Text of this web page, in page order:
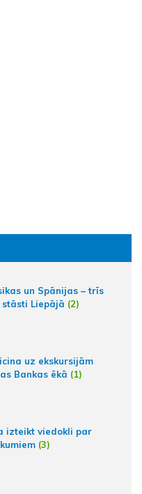
un Spānijas – trīs
Liepājā (2)
uz ekskursijām
Bankas ēkā (1)
izteikt viedokli par
(3)